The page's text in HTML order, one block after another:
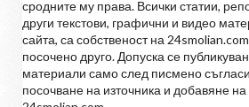
сродните му права. Всички статии,
други текстови, графични и видео
сайта, са собственост на
посочено друго. Допуска се
материали само след писмено
посочване на източника и добавяне